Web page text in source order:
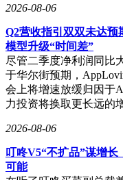
2026-08-06
Q2营收指引双双未达
模型升级“时间差”
尽管二季度净利润同比
于华尔街预期，
会上将增速放缓归因于
力投资将换取更长远的
2026-08-06
叮咚V5“不扩品”谋增
可能